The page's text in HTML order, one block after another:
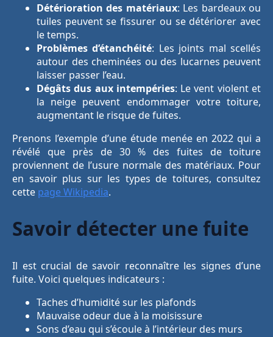
Détérioration des matériaux: Les bardeaux ou
tuiles peuvent se fissurer ou se détériorer avec
le temps.
Problèmes d’étanchéité: Les joints mal scellés
autour des cheminées ou des lucarnes peuvent
laisser passer l’eau.
Dégâts dus aux intempéries: Le vent violent et
la neige peuvent endommager votre toiture,
augmentant le risque de fuites.
Prenons l’exemple d’une étude menée en 2022 qui a
révélé que près de 30 % des fuites de toiture
proviennent de l’usure normale des matériaux. Pour
en savoir plus sur les types de toitures, consultez
cette page Wikipedia.
Savoir détecter une fuite
Il est crucial de savoir reconnaître les signes d’une
fuite. Voici quelques indicateurs :
Taches d’humidité sur les plafonds
Mauvaise odeur due à la moisissure
Sons d’eau qui s’écoule à l’intérieur des murs